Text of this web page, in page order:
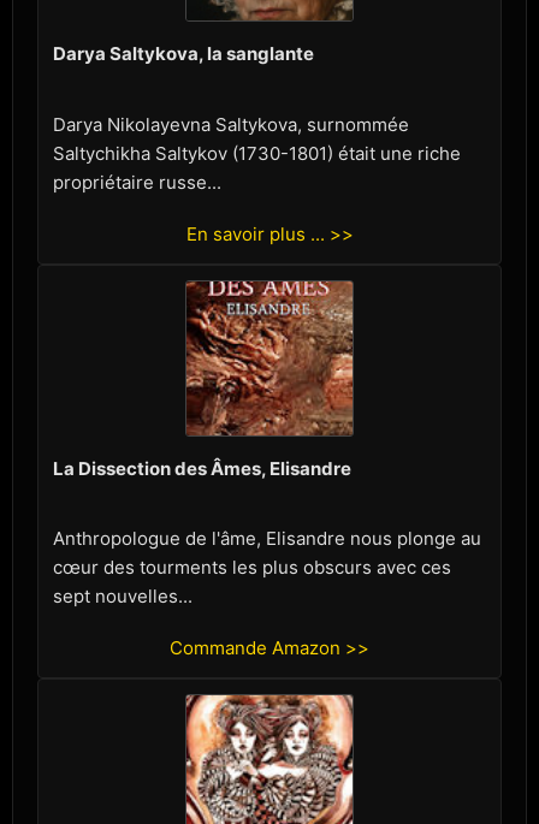
Darya Saltykova, la sanglante
Darya Nikolayevna Saltykova, surnommée
Saltychikha Saltykov (1730-1801) était une riche
propriétaire russe...
En savoir plus ... >>
La Dissection des Âmes, Elisandre
Anthropologue de l'âme, Elisandre nous plonge au
cœur des tourments les plus obscurs avec ces
sept nouvelles...
Commande Amazon >>